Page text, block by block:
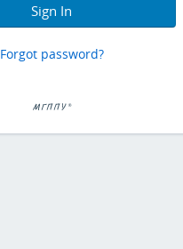
Sign In
Forgot password?